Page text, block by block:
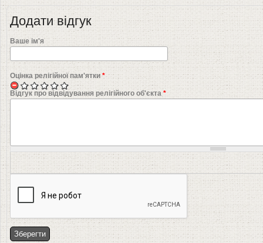
Додати відгук
Ваше ім'я
Оцінка релігійної пам'ятки*
Відгук про відвідування релігійного об'єкта *